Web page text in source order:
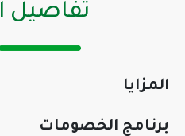
تفاصيل
المزايا
برنامج الخصومات